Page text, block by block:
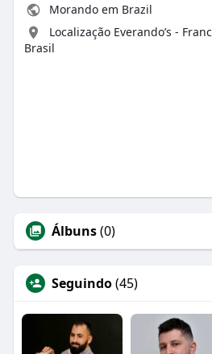
Morando em Brazil
Localização Everando’s -
Brasil
Álbuns(0)
Seguindo(45)